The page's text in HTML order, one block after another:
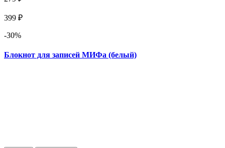
399 ₽
-30%
Блокнот для записей МИФа (белый)